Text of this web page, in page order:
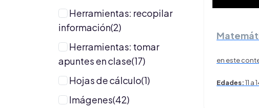
Herramientas: recopilar
información(2)
Herramientas: tomar
apuntes en clase(17)
Hojas de cálculo(1)
Imágenes(42)
en este
Edades:11 a